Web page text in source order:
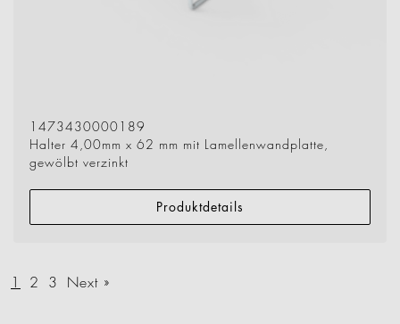
1473430000189
Halter 4,00mm x 62 mm mit Lamellenwandplatte,
gewölbt verzinkt
Produktdetails
1 2 3 Next »